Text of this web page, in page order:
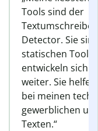
Tools sind der
Detector. Sie
statischen
entwickeln sich
weiter. Sie
bei meinen
gewerblichen
Texten.“